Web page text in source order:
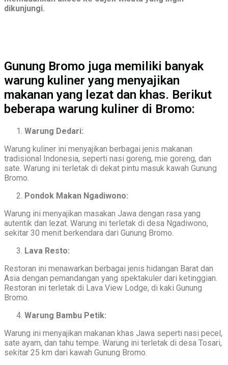
dikunjungi.
Gunung Bromo juga memiliki banyak
warung kuliner yang menyajikan
makanan yang lezat dan khas. Berikut
beberapa warung kuliner di Bromo:
Warung Dedari:
Warung kuliner ini menyajikan berbagai jenis makanan
tradisional Indonesia, seperti nasi goreng, mie goreng, dan
sate. Warung ini terletak di dekat pintu masuk kawah Gunung
Bromo.
Pondok Makan Ngadiwono:
Warung ini menyajikan masakan Jawa dengan rasa yang
autentik dan lezat. Warung ini terletak di desa Ngadiwono,
sekitar 30 menit berkendara dari Gunung Bromo.
Lava Resto:
Restoran ini menawarkan berbagai jenis hidangan Barat dan
Asia dengan pemandangan yang spektakuler dari ketinggian.
Restoran ini terletak di Lava View Lodge, di kaki Gunung
Bromo.
Warung Bambu Petik:
Warung ini menyajikan makanan khas Jawa seperti nasi pecel,
sate ayam, dan tahu tempe. Warung ini terletak di desa Tosari,
sekitar 25 km dari kawah Gunung Bromo.